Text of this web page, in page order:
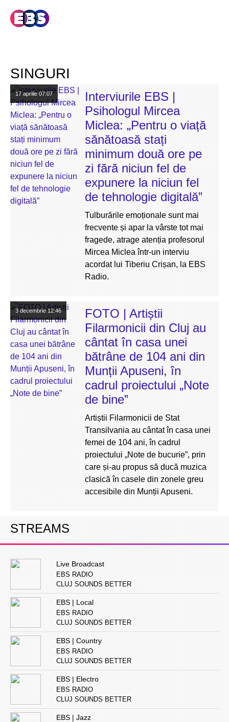
SINGURI
17 aprilie 07:07
Interviurile EBS |
Psihologul Mircea
Miclea: „Pentru o viață
sănătoasă stați
minimum două ore pe
zi fără niciun fel de
expunere la niciun fel
de tehnologie digitală”
Tulburările emoționale sunt mai
frecvente și apar la vârste tot mai
fragede, atrage atenția profesorul
Mircea Miclea într-un interviu
acordat lui Tiberiu Crișan, la EBS
Radio.
3 decembrie12:46
FOTO | Artiștii
Filarmonicii din Cluj au
cântat în casa unei
bătrâne de 104 ani din
Munții Apuseni, în
cadrul proiectului „Note
de bine”
Artiștii Filarmonicii de Stat
Transilvania au cântat în casa unei
femei de 104 ani, în cadrul
proiectului „Note de bucurie”, prin
care și-au propus să ducă muzica
clasică în casele din zonele greu
accesibile din Munții Apuseni.
STREAMS
Live Broadcast
EBS RADIO
CLUJ SOUNDS BETTER
EBS | Local
EBS RADIO
CLUJ SOUNDS BETTER
EBS | Country
EBS RADIO
CLUJ SOUNDS BETTER
EBS | Electro
EBS RADIO
CLUJ SOUNDS BETTER
EBS | Jazz